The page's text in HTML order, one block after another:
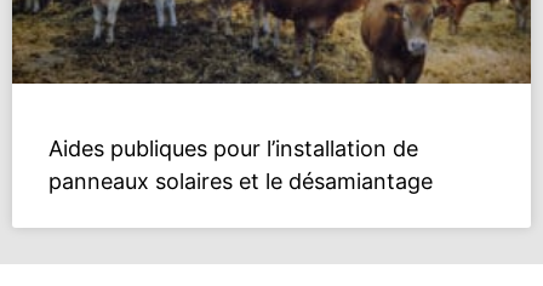
Aides publiques pour l’installation de
panneaux solaires et le désamiantage